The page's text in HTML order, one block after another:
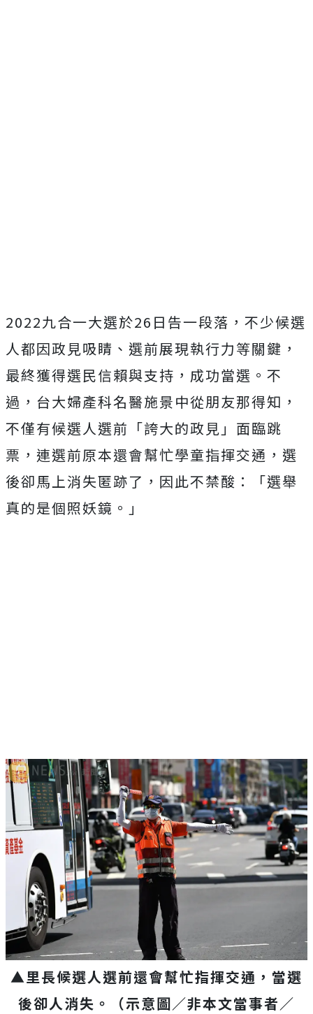
2022九合一大選於26日告一段落，不少候選
人都因政見吸睛、選前展現執行力等關鍵，
最終獲得選民信賴與支持，成功當選。不
過，台大婦產科名醫施景中從朋友那得知，
不僅有候選人選前「誇大的政見」面臨跳
票，連選前原本還會幫忙學童指揮交通，選
後卻馬上消失匿跡了，因此不禁酸：「選舉
真的是個照妖鏡。」
▲里長候選人選前還會幫忙指揮交通，當選
後卻人消失。（示意圖／非本文當事者／